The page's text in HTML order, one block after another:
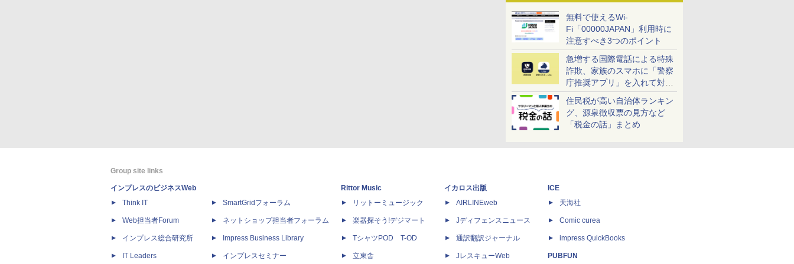
無料で使えるWi-
Fi「00000JAPAN」利用時に
注意すべき3つのポイント
急増する国際電話による特殊
詐欺、家族のスマホに「警察
庁推奨アプリ」を入れて対策
しよう！
住民税が高い自治体ランキン
グ、源泉徴収票の見方など
「税金の話」まとめ
Group site links
インプレスのビジネスWeb
Think IT
Web担当者Forum
インプレス総合研究所
IT Leaders
SmartGridフォーラム
ネットショップ担当者フォーラム
Impress Business Library
インプレスセミナー
Rittor Music
リットーミュージック
楽器探そう!デジマート
TシャツPOD T-OD
立東舎
イカロス出版
AIRLINEweb
Jディフェンスニュース
通訳翻訳ジャーナル
JレスキューWeb
ICE
天海社
Comic curea
impress QuickBooks
PUBFUN